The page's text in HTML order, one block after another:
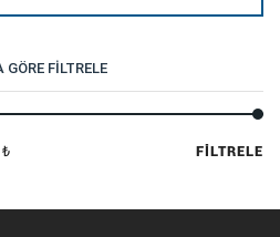
GÖRE FILTRELE
En
En
FILTRELE
₺